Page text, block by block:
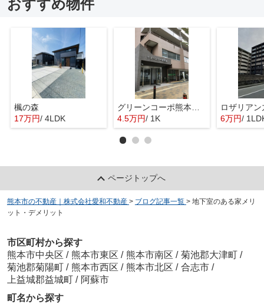
おすすめ物件
楓の森
17万円/ 4LDK
グリーンコーポ熊本Ａ棟
4.5万円/ 1K
ロザリアン
6万円/
ページトップへ
熊本市の不動産｜株式会社愛和不動産 > ブログ記事一覧 > 地下室のある家メリ
ット・デメリット
市区町村から探す
熊本市中央区 / 熊本市東区 / 熊本市南区 / 菊池郡大津町
/
菊池郡菊陽町
/ 熊本市西区 / 熊本市北区 / 合志市 /
上益城郡益城町
/ 阿蘇市
町名から探す